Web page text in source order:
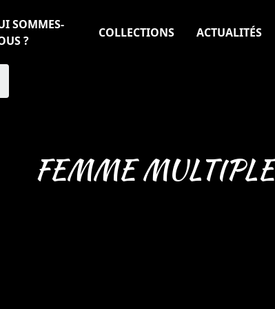
SOMMES-
?
COLLECTIONS ACTUALITÉS
FEMME MULTIPLE